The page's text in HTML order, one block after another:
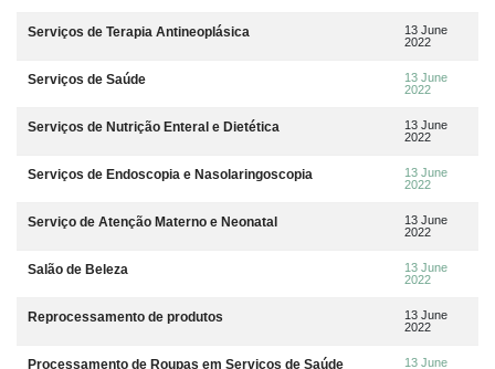
Serviços de Terapia Antineoplásica
13 June
2022
Serviços de Saúde
13 June
2022
Serviços de Nutrição Enteral e Dietética
13 June
2022
Serviços de Endoscopia e Nasolaringoscopia
13 June
2022
Serviço de Atenção Materno e Neonatal
13 June
2022
Salão de Beleza
13 June
2022
Reprocessamento de produtos
13 June
2022
Processamento de Roupas em Serviços de Saúde
13 June